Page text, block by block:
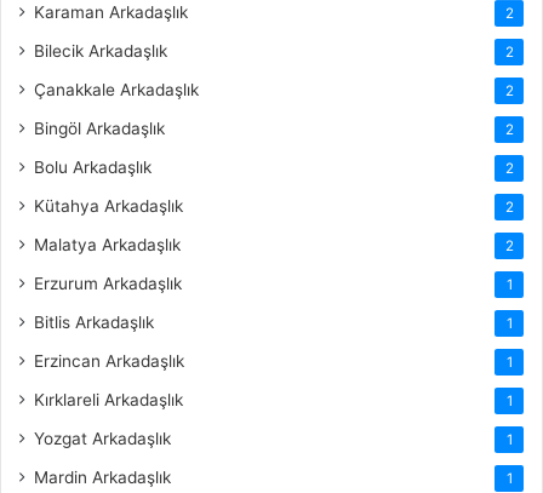
Karaman Arkadaşlık 2
Bilecik Arkadaşlık 2
Çanakkale Arkadaşlık 2
Bingöl Arkadaşlık 2
Bolu Arkadaşlık 2
Kütahya Arkadaşlık 2
Malatya Arkadaşlık 2
Erzurum Arkadaşlık 1
Bitlis Arkadaşlık 1
Erzincan Arkadaşlık 1
Kırklareli Arkadaşlık 1
Yozgat Arkadaşlık 1
Mardin Arkadaşlık 1